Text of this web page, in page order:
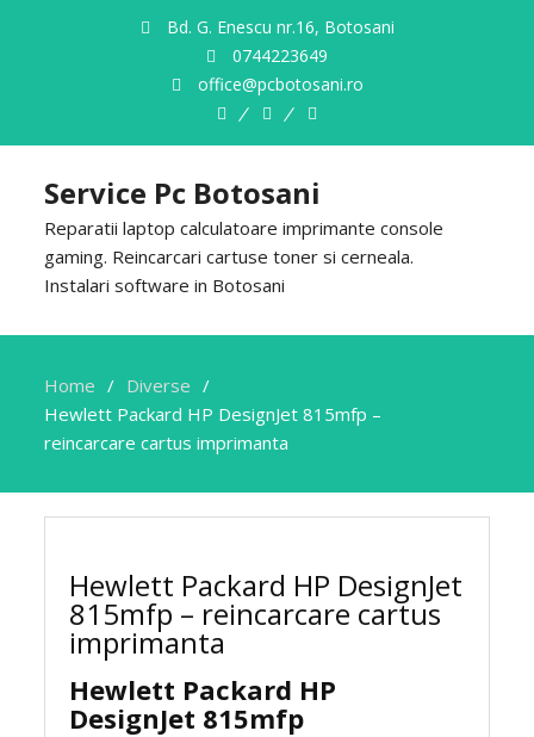
Bd. G. Enescu nr.16, Botosani
0744223649
office@pcbotosani.ro
Despre
Noi
Servicii
Service Pc Botosani
Reparatii laptop calculatoare imprimante console
gaming. Reincarcari cartuse toner si cerneala.
Instalari software in Botosani
Home
Diverse
Hewlett Packard HP DesignJet 815mfp –
reincarcare cartus imprimanta
Hewlett Packard HP DesignJet
815mfp – reincarcare cartus
imprimanta
Hewlett Packard HP
DesignJet 815mfp